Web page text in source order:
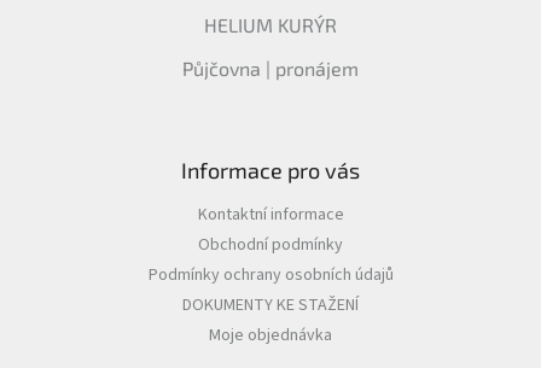
HELIUM KURÝR
Půjčovna | pronájem
Informace pro vás
Kontaktní informace
Obchodní podmínky
Podmínky ochrany osobních údajů
DOKUMENTY KE STAŽENÍ
Moje objednávka